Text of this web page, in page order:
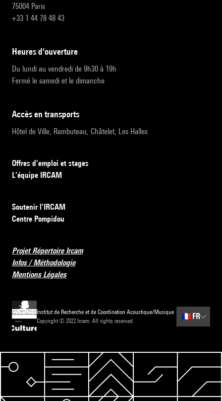
75004 Paris
+33 1 44 78 48 43
heures d'ouverture
Du lundi au vendredi de 9h30 à 19h
Fermé le samedi et le dimanche
accès en transports
Hôtel de Ville, Rambuteau, Châtelet, Les Halles
Offres d’emploi et stages
L’équipe IRCAM
Soutenir l’IRCAM
Centre Pompidou
Projet Répertoire Ircam
Infos / Méthodologie
Mentions Légales
Institut de Recherche et de Coordination Acoustique/Musique
Copyright © 2022 Ircam. All rights reserved.
🇫🇷 FR